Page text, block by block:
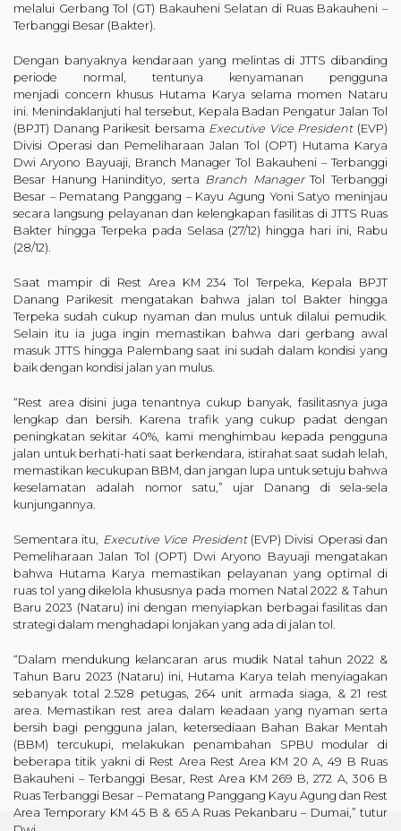
melalui Gerbang Tol (GT) Bakauheni Selatan di Ruas Bakauheni –
Terbanggi Besar (Bakter).
Dengan banyaknya kendaraan yang melintas di JTTS dibanding
periode normal, tentunya kenyamanan pengguna
menjadi concern khusus Hutama Karya selama momen Nataru
ini. Menindaklanjuti hal tersebut, Kepala Badan Pengatur Jalan Tol
(BPJT) Danang Parikesit bersama Executive Vice President(EVP)
Divisi Operasi dan Pemeliharaan Jalan Tol (OPT) Hutama Karya
Dwi Aryono Bayuaji, Branch Manager Tol Bakauheni – Terbanggi
Besar Hanung Hanindityo, serta Branch ManagerTol Terbanggi
Besar – Pematang Panggang – Kayu Agung Yoni Satyo meninjau
secara langsung pelayanan dan kelengkapan fasilitas di JTTS Ruas
Bakter hingga Terpeka pada Selasa (27/12) hingga hari ini, Rabu
(28/12).
Saat mampir di Rest Area KM 234 Tol Terpeka, Kepala BPJT
Danang Parikesit mengatakan bahwa jalan tol Bakter hingga
Terpeka sudah cukup nyaman dan mulus untuk dilalui pemudik.
Selain itu ia juga ingin memastikan bahwa dari gerbang awal
masuk JTTS hingga Palembang saat ini sudah dalam kondisi yang
baik dengan kondisi jalan yan mulus.
“Rest area disini juga tenantnya cukup banyak, fasilitasnya juga
lengkap dan bersih. Karena trafik yang cukup padat dengan
peningkatan sekitar 40%, kami menghimbau kepada pengguna
jalan untuk berhati-hati saat berkendara, istirahat saat sudah lelah,
memastikan kecukupan BBM, dan jangan lupa untuk setuju bahwa
keselamatan adalah nomor satu,” ujar Danang di sela-sela
kunjungannya.
Sementara itu, Executive Vice President(EVP) Divisi Operasi dan
Pemeliharaan Jalan Tol (OPT) Dwi Aryono Bayuaji mengatakan
bahwa Hutama Karya memastikan pelayanan yang optimal di
ruas tol yang dikelola khususnya pada momen Natal 2022 & Tahun
Baru 2023 (Nataru) ini dengan menyiapkan berbagai fasilitas dan
strategi dalam menghadapi lonjakan yang ada di jalan tol.
“Dalam mendukung kelancaran arus mudik Natal tahun 2022 &
Tahun Baru 2023 (Nataru) ini, Hutama Karya telah menyiagakan
sebanyak total 2.528 petugas, 264 unit armada siaga, & 21 rest
area. Memastikan rest area dalam keadaan yang nyaman serta
bersih bagi pengguna jalan, ketersediaan Bahan Bakar Mentah
(BBM) tercukupi, melakukan penambahan SPBU modular di
beberapa titik yakni di Rest Area Rest Area KM 20 A, 49 B Ruas
Bakauheni – Terbanggi Besar, Rest Area KM 269 B, 272 A, 306 B
Ruas Terbanggi Besar – Pematang Panggang Kayu Agung dan Rest
Area Temporary KM 45 B & 65 A Ruas Pekanbaru – Dumai,” tutur